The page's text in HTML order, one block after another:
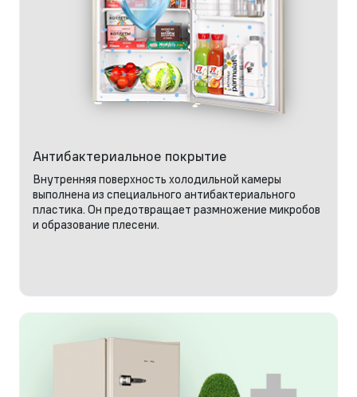
Антибактериальное покрытие
Внутренняя поверхность холодильной камеры
выполнена из специального антибактериального
пластика. Он предотвращает размножение микробов
и образование плесени.